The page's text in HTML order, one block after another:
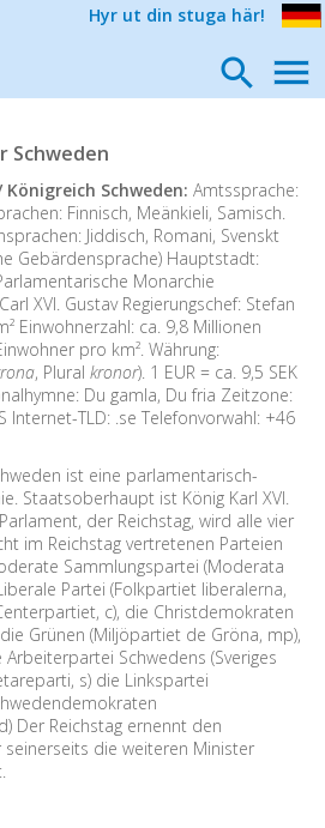
Hyr ut din stuga här!
Schweden
Schweden: Amtssprache:
Finnisch, Meänkieli, Samisch.
Jiddisch, Romani, Svenskt
Gebärdensprache) Hauptstadt:
Monarchie
XVI. Gustav Regierungschef: Stefan
Einwohnerzahl: ca. 9,8 Millionen
pro km². Währung:
, Plural kronor). 1 EUR = ca. 9,5 SEK
Du gamla, Du fria Zeitzone:
Internet-TLD: .se Telefonvorwahl: +46
ist eine parlamentarisch-
Staatsoberhaupt ist König Karl XVI.
der Reichstag, wird alle vier
im Reichstag vertretenen Parteien
Sammlungspartei (Moderata
Partei (Folkpartiet liberalerna,
c), die Christdemokraten
Grünen (Miljöpartiet de Gröna, mp),
Schwedens (Sveriges
s) die Linkspartei
Der Reichstag ernennt den
die weiteren Minister